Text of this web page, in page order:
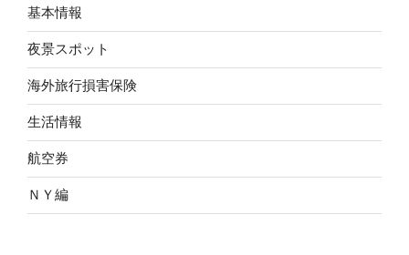
基本情報
夜景スポット
海外旅行損害保険
生活情報
航空券
ＮＹ編